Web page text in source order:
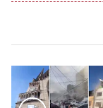
Política
Privacidad